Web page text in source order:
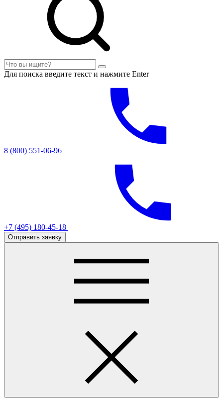
Для поиска введите текст и нажмите Enter
8 (800) 551-06-96
+7 (495) 180-45-18
Отправить заявку